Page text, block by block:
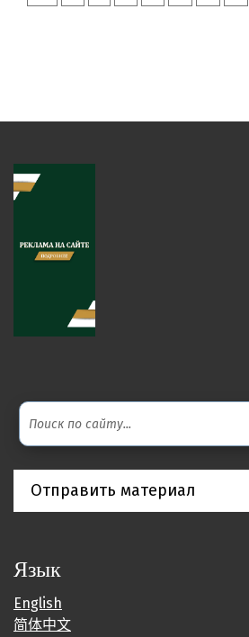
Отправить материал
Язык
English
简体中文